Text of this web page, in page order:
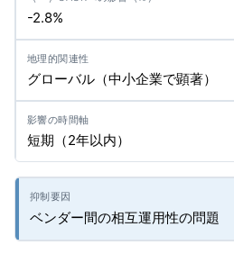
-2.8%
グローバル（中小企業で顕著）
短期（2年以内）
ベンダー間の相互運用性の問題